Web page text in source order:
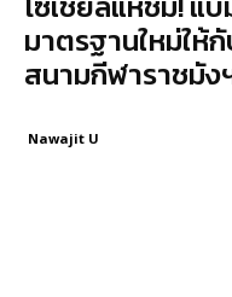
มาตรฐานใหม่ใ
สนามกีฬาราชมัง
Nawajit U